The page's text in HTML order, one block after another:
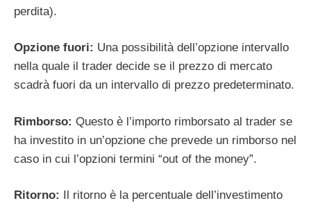
perdita).
Opzione fuori: Una possibilità dell’opzione intervallo
nella quale il trader decide se il prezzo di mercato
scadrà fuori da un intervallo di prezzo predeterminato.
Rimborso: Questo è l’importo rimborsato al trader se
ha investito in un’opzione che prevede un rimborso nel
caso in cui l’opzioni termini “out of the money”.
Ritorno:
Il ritorno è la percentuale dell’investimento